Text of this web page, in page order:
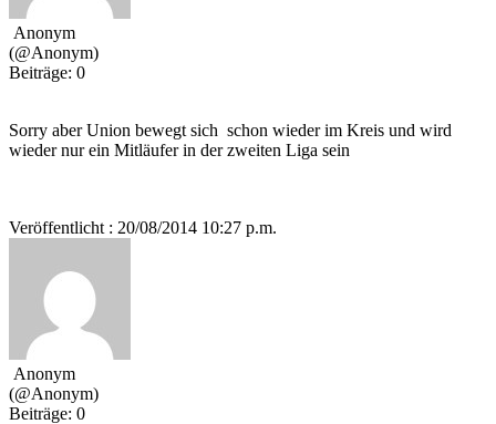
Anonym
(@Anonym)
Beiträge: 0
Sorry aber Union bewegt sich schon wieder im Kreis und wird
wieder nur ein Mitläufer in der zweiten Liga sein
Veröffentlicht : 20/08/2014 10:27 p.m.
Anonym
(@Anonym)
Beiträge: 0